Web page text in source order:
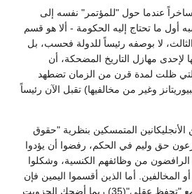
عندما حول "للمؤتمر" نفسه إلى
أول ما تحتاج إليه الحكومة - ألا هو قسم
الثالث، لا بوصفه رئيساً للدولة فحسب، بل
لإحدى مهازل التاريخ المضحكة، أن
التي ظلت لمدة قرن من الزمان تضطهد
وغير من مخالفيها) تقبل الآن رئيساً
الأنجليكانين المتمسكين بنظرية "حقوق
حق وليم في الحكم، رفضوا أن يؤدوا
من وظائفهم الكنسية، وشكلوا
أما الذين أقسموا اليمين فإن
كثيراً منهم فعلوا ما فعلوا مع "تحفظ عقلي"(35) ربما أضحك الجزويت